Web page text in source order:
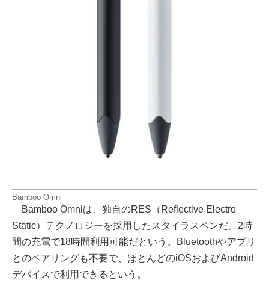
Bamboo Omni
Bamboo Omniは、独自のRES（Reflective Electro
Static）テクノロジーを採用したスタイラスペンだ。2時
間の充電で18時間利用可能だという。Bluetoothやアプリ
とのペアリングも不要で、ほとんどのiOSおよびAndroid
デバイスで利用できるという。